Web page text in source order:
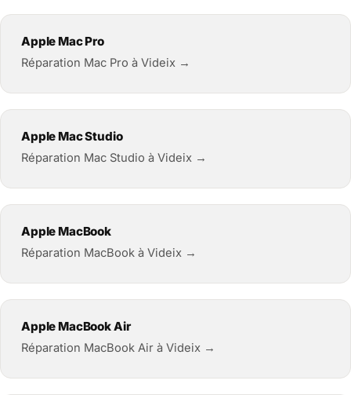
Apple Mac Pro
Réparation Mac Pro à Videix →
Apple Mac Studio
Réparation Mac Studio à Videix →
Apple MacBook
Réparation MacBook à Videix →
Apple MacBook Air
Réparation MacBook Air à Videix →